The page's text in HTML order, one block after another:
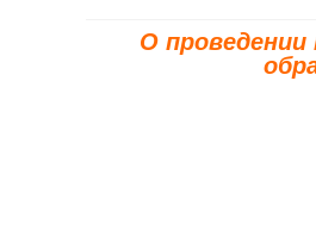
О проведении